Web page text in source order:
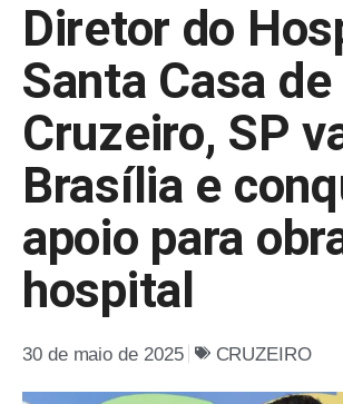
Diretor do
Santa Casa de
Cruzeiro, SP
Brasília e
apoio para
hospital
30 de maio de 2025 CRUZEIRO